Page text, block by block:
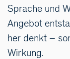
Sprache und
Angebot
her denkt –
Wirkung.